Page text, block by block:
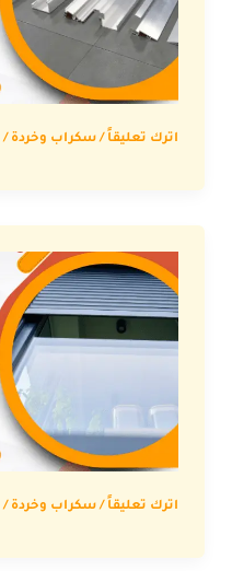
اترك تعليقاً /سكراب وخردة /
اترك تعليقاً /سكراب وخردة /